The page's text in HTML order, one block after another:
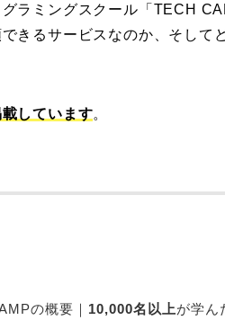
ラミングスクール「TECH
きるサービスなのか、そして
しています。
の概要｜ 10,000名以上が学ん